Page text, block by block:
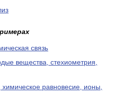
связь
вещества, стехиометрия,
равновесие, ионы,